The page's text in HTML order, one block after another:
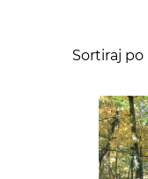
Sortiraj po